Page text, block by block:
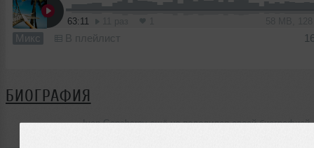
63:11
Микс В плейлист
БИОГРАФИЯ
Ivan Goncharov ещё не поделился своей биографией